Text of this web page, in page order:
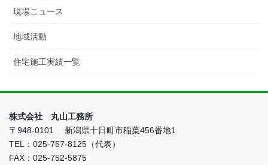
現場ニュース
地域活動
住宅施工実績一覧
株式会社 丸山工務所
〒948-0101 新潟県十日町市稲葉456番地1
TEL：025-757-8125（代表）
FAX：025-752-5875